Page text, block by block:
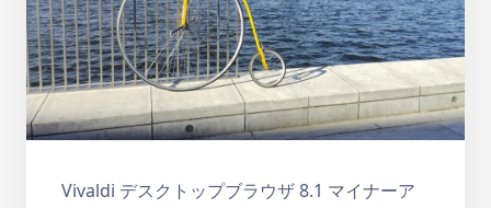
Vivaldi デスクトップブラウザ 8.1 マイナーア